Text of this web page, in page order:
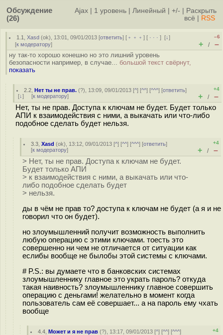
Обсуждение
(26)
Ajax 1 уровень Линейный +/-
Раскрыть
всё
RSS
1.1 ,Xasd (ok), 13:01, 09/01/2013 [ответить] [ ﹢﹢﹢] [ · · ·][↓]
[к модератору]
–6
+ / –
ну так-то хорошо конешно но это лишний уровень
безопасности например, в случае... большой текст свёрнут,
показать
2.2 ,Нет ты не прав. (?), 13:09, 09/01/2013 [^] [^^] [^^^] [ответить]
[↓] [к модератору]
+4
+ / –
Нет, ты не прав. Доступа к ключам не будет. Будет только
АПИ к взаимодействия с ними, а выкачать или что-либо
подобное сделать будет нельзя.
3.3 ,Xasd (ok), 13:12, 09/01/2013 [^] [^^] [^^^] [ответить]
[к модератору]
+4
+ / –
> Нет, ты не прав. Доступа к ключам не будет.
Будет только АПИ
> к взаимодействия с ними, а выкачать или что-
либо подобное сделать будет
> нельзя.
ды в чём не прав то? доступа к ключам не будет (а я и не
говорил что он будет).
но злоумышленний получит возможность выполнить
любую операцию с этими ключами. тоесть это
совершенно ни чем не отличается от ситуации как
еслибы вообще не былобы этой системы с ключами.
# P.S.: вы думаете что в банковских системах
злоумышленнику главное это украть пароль? откуда
такая наивность? злоумышленнику главное совершить
операцию с деньгами! желательно в момент когда
пользователь сам её совершает... а на пароль ему чхать
вообще
4.4 ,Может и я не прав (?), 13:17, 09/01/2013 [^] [^^] [^^^]
+4